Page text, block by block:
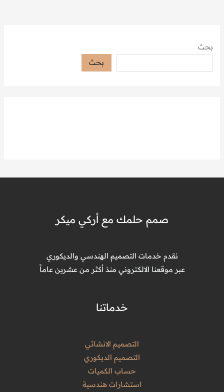
بحث
بحث
صمم حلمك مع أركي ميكر
نقدم خدمات التصميم الهندسي والديكوري
عبر موقعنا الالكتروني منذ أكثر من عشرين عاماً
خدماتنا
التصميم الانشائي
التصميم الديكوري
حساب الكميات
استشارات هندسية